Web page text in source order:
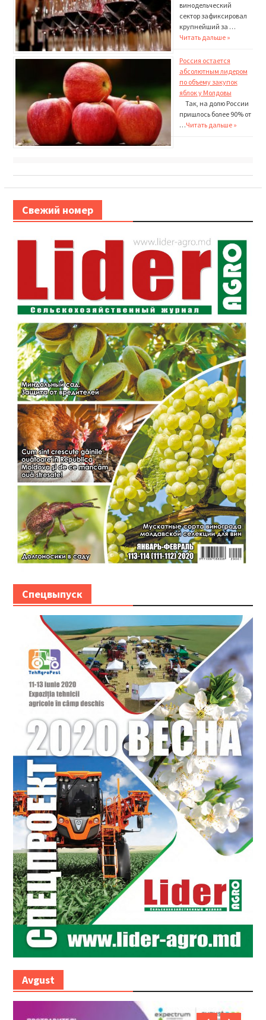
винодельческий
сектор зафиксировал
крупнейший за …
Читать дальше »
Россия остается
абсолютным лидером
по объему закупок
яблок у Молдовы
Так, на долю России
пришлось более 90% от
…Читать дальше »
Свежий номер
Спецвыпуск
Avgust